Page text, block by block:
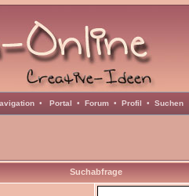
• Portal • Forum • Profil • Suchen
Suchabfrage